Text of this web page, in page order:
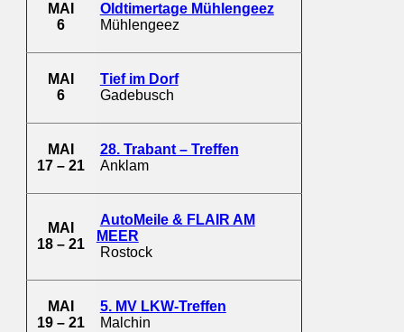
MAI
6
Oldtimertage Mühlengeez
Mühlengeez
MAI
6
Tief im Dorf
Gadebusch
MAI
17 – 21
28. Trabant – Treffen
Anklam
MAI
18 – 21
AutoMeile & FLAIR AM
MEER
Rostock
MAI
19 – 21
5. MV LKW-Treffen
Malchin